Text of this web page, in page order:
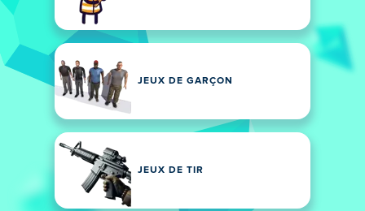
JEUX DE GARÇON
JEUX DE TIR